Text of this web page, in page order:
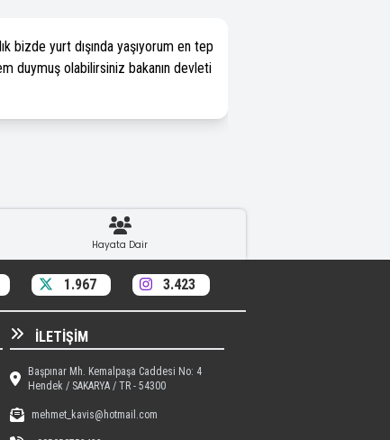
bizde yurt dışında yaşıyorum en tep
duymuş olabilirsiniz bakanın devleti
Hayata Dair
1.967 3.423
İLETIŞIM
Başpınar Mh. Kemalpaşa Caddesi No: 4
Hendek / SAKARYA / TR - 54300
mehmet_kavis@hotmail.com